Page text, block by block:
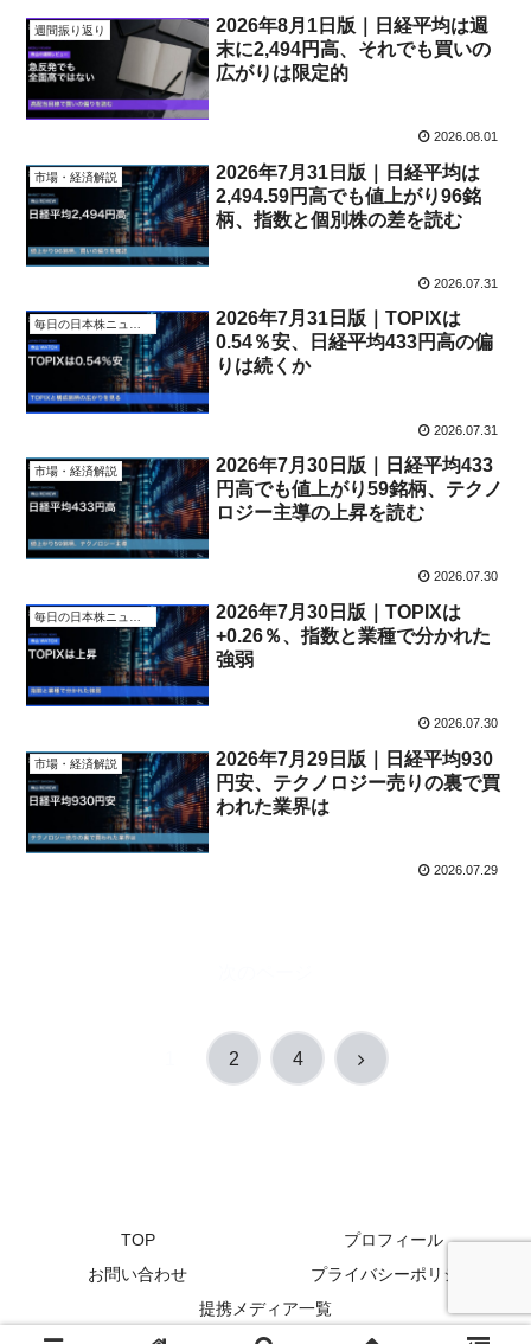
週間振り返り
2026年8月1日版｜日経平均は週
末に2,494円高、それでも買いの
広がりは限定的
2026.08.01
市場・経済解説
2026年7月31日版｜日経平均は
2,494.59円高でも値上がり96銘
柄、指数と個別株の差を読む
2026.07.31
2026年7月31日版｜TOPIXは
0.54％安、日経平均433円高の偏
りは続くか
2026.07.31
市場・経済解説
2026年7月30日版｜日経平均433
円高でも値上がり59銘柄、テクノ
ロジー主導の上昇を読む
2026.07.30
毎日の日本株ニュース
2026年7月30日版｜TOPIXは
+0.26％、指数と業種で分かれた
強弱
2026.07.30
市場・経済解説
2026年7月29日版｜日経平均930
円安、テクノロジー売りの裏で買
われた業界は
2026.07.29
2 4 次
TOP
プロフィール
お問い合わせ
プライバシーポリシー
提携メディア一覧